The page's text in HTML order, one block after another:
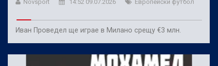
Novsport 14:52 09.07.2026 Европейски футбол
Иван Проведел ще играе в Милано срещу €3 млн.